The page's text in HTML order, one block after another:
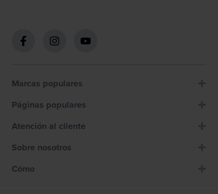
Marcas populares
Páginas populares
Atención al cliente
Sobre nosotros
Cómo